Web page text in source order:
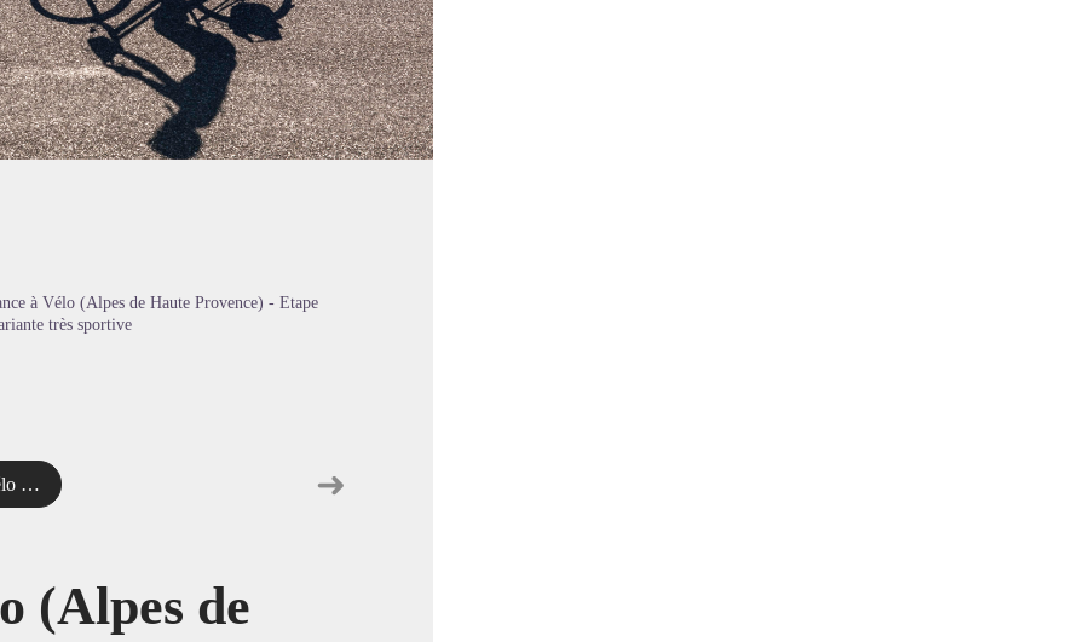
en plein écran
à Vélo (Alpes de Haute Provence) - Etape
très sportive
➜Étape suivante
(Alpes de